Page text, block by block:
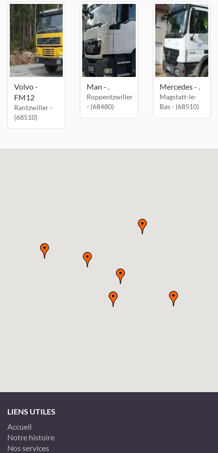
Volvo -
FM12
Rantzwiller -
(68510)
Man - .
Roppentzwiller
- (68480)
Mercedes - .
Magstatt-le-
Bas - (68510)
LIENS UTILES
Accueil
Notre histoire
Nos services